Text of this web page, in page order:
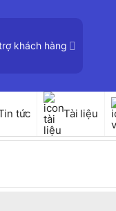
khách hàng
tức Tài liệu